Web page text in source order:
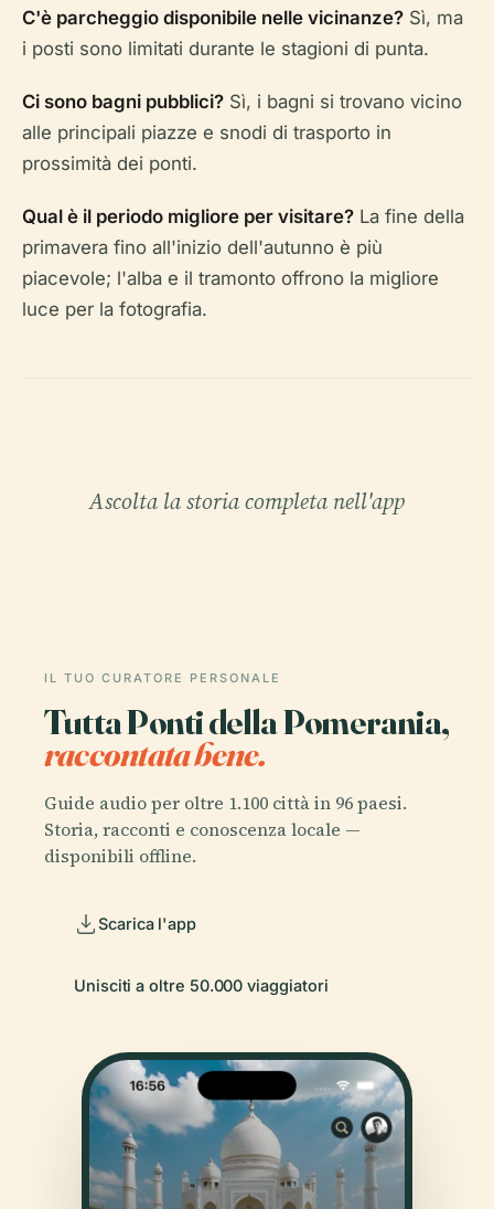
C'è parcheggio disponibile nelle vicinanze? Sì, ma
i posti sono limitati durante le stagioni di punta.
Ci sono bagni pubblici? Sì, i bagni si trovano vicino
alle principali piazze e snodi di trasporto in
prossimità dei ponti.
Qual è il periodo migliore per visitare? La fine della
primavera fino all'inizio dell'autunno è più
piacevole; l'alba e il tramonto offrono la migliore
luce per la fotografia.
Ascolta la storia completa nell'app
IL TUO CURATORE PERSONALE
Tutta Ponti della Pomerania,
raccontata bene.
Guide audio per oltre 1.100 città in 96 paesi.
Storia, racconti e conoscenza locale —
disponibili offline.
Scarica l'app
Unisciti a oltre 50.000 viaggiatori